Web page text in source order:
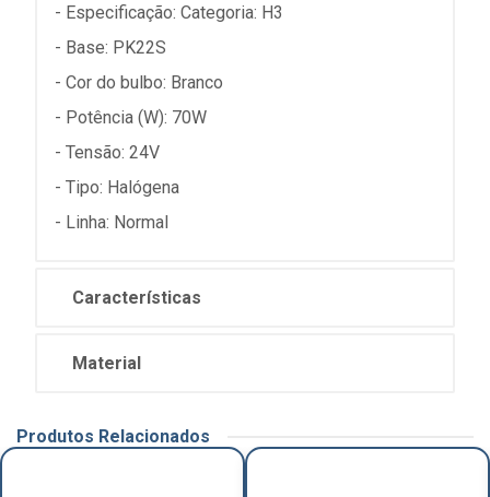
- Especificação: Categoria: H3
- Base: PK22S
- Cor do bulbo: Branco
- Potência (W): 70W
- Tensão: 24V
- Tipo: Halógena
- Linha: Normal
Características
Material
Produtos Relacionados